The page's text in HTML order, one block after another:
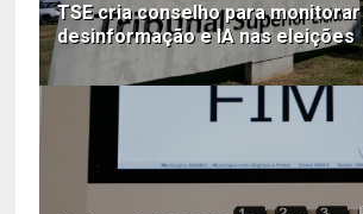
TSE cria conselho para monitorar
desinformação e IA nas eleições